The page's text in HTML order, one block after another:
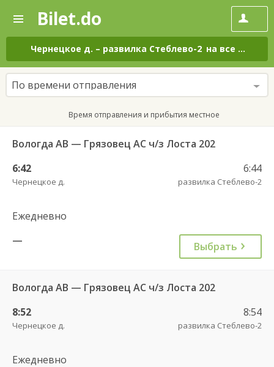
—
Поиск
и
покупка
билетов
на
автобус
онлайн
Bilet.do
Чернецкое д. – развилка Стеблево-2 на все дни
По времени отправления
Время отправления и прибытия местное
Вологда АВ — Грязовец АС ч/з Лоста 202
6:42
Чернецкое д.
6:44
развилка Стеблево-2
Ежедневно
—
Выбрать
Вологда АВ — Грязовец АС ч/з Лоста 202
8:52
Чернецкое д.
8:54
развилка Стеблево-2
Ежедневно